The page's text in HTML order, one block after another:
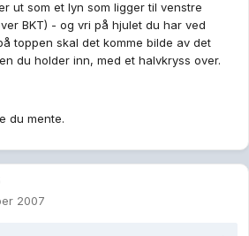
ut som et lyn som ligger til venstre
BKT) - og vri på hjulet du har ved
toppen skal det komme bilde av det
du holder inn, med et halvkryss over.
du mente.
2007